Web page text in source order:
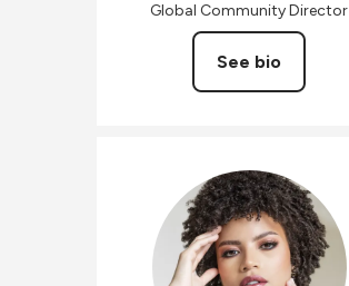
Global Community Director
See bio